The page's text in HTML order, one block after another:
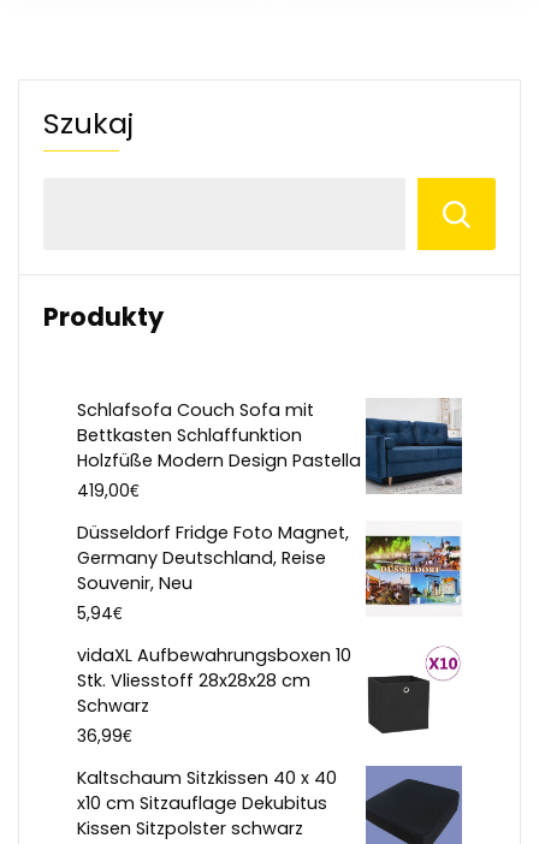
Szukaj
Produkty
Schlafsofa Couch Sofa mit
Bettkasten Schlaffunktion
Holzfüße Modern Design Pastella
419,00€
Düsseldorf Fridge Foto Magnet,
Germany Deutschland, Reise
Souvenir, Neu
5,94€
vidaXL Aufbewahrungsboxen 10
Stk. Vliesstoff 28x28x28 cm
Schwarz
36,99€
Kaltschaum Sitzkissen 40 x 40
x10 cm Sitzauflage Dekubitus
Kissen Sitzpolster schwarz